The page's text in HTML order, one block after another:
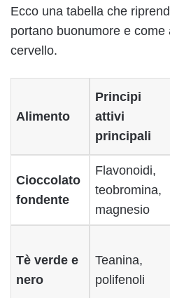
Ecco una tabella che
portano buonumore e
cervello.
Alimento
Principi
attivi
principali
Cioccolato
fondente
Flavonoidi,
teobromina,
magnesio
Tè verde e
nero
Teanina,
polifenoli